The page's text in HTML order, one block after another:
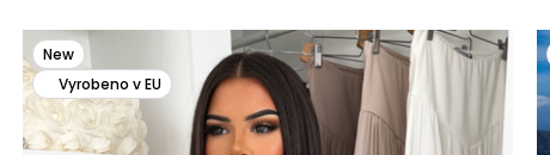
New
Vyrobeno v EU